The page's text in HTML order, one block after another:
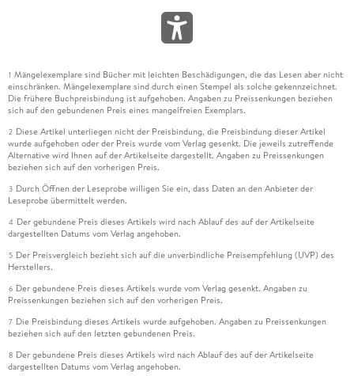
1 Mängelexemplare sind Bücher mit leichten Beschädigungen, die das Lesen aber nicht
einschränken. Mängelexemplare sind durch einen Stempel als solche gekennzeichnet.
Die frühere Buchpreisbindung ist aufgehoben. Angaben zu Preissenkungen beziehen
sich auf den gebundenen Preis eines mangelfreien Exemplars.
2 Diese Artikel unterliegen nicht der Preisbindung, die Preisbindung dieser Artikel
wurde aufgehoben oder der Preis wurde vom Verlag gesenkt. Die jeweils zutreffende
Alternative wird Ihnen auf der Artikelseite dargestellt. Angaben zu Preissenkungen
beziehen sich auf den vorherigen Preis.
3 Durch Öffnen der Leseprobe willigen Sie ein, dass Daten an den Anbieter der
Leseprobe übermittelt werden.
4 Der gebundene Preis dieses Artikels wird nach Ablauf des auf der Artikelseite
dargestellten Datums vom Verlag angehoben.
5 Der Preisvergleich bezieht sich auf die unverbindliche Preisempfehlung (UVP) des
Herstellers.
6 Der gebundene Preis dieses Artikels wurde vom Verlag gesenkt. Angaben zu
Preissenkungen beziehen sich auf den vorherigen Preis.
7 Die Preisbindung dieses Artikels wurde aufgehoben. Angaben zu Preissenkungen
beziehen sich auf den letzten gebundenen Preis.
8 Der gebundene Preis dieses Artikels wird nach Ablauf des auf der Artikelseite
dargestellten Datums vom Verlag angehoben.